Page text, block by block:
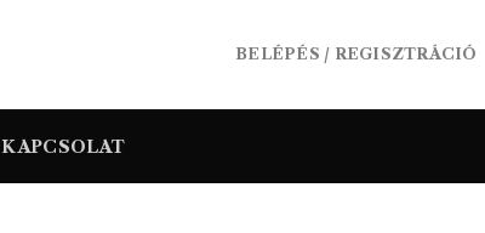
BELÉPÉS / REGISZTRÁCIÓ
KAPCSOLAT